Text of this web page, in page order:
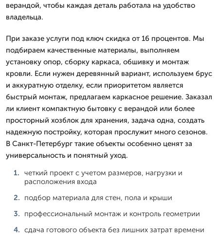
верандой, чтобы каждая деталь работала на удобство
владельца.
При заказе услуги под ключ скидка от 16 процентов. Мы
подбираем качественные материалы, выполняем
установку опор, сборку каркаса, обшивку и монтаж
кровли. Если нужен деревянный вариант, используем брус
и аккуратную отделку, если приоритетом является
быстрый монтаж, предлагаем каркасное решение. Заказал
ли клиент компактную бытовку с верандой или более
просторный хозблок для хранения, задача одна, создать
надежную постройку, которая прослужит много сезонов.
В Санкт-Петербург такие объекты особенно ценят за
универсальность и понятный уход.
четкий проект с учетом размеров, нагрузки и
расположения входа
подбор материала для стен, пола и крыши
профессиональный монтаж и контроль геометрии
сдача готового объекта без лишних затрат времени